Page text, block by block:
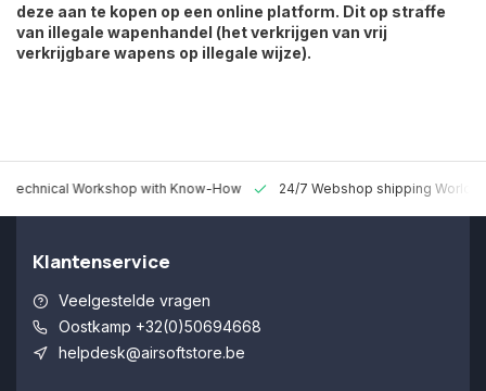
deze aan te kopen op een online platform. Dit op straffe
van illegale wapenhandel (het verkrijgen van vrij
verkrijgbare wapens op illegale wijze).
Technical Workshop with Know-How 24/7 Webshop shipping
Klantenservice
Veelgestelde vragen
Oostkamp +32(0)50694668
helpdesk@airsoftstore.be